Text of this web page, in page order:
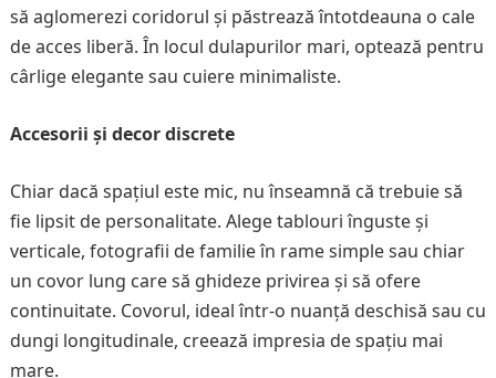
să aglomerezi coridorul și păstrează întotdeauna o cale
de acces liberă. În locul dulapurilor mari, optează pentru
cârlige elegante sau cuiere minimaliste.
Accesorii și decor discrete
Chiar dacă spațiul este mic, nu înseamnă că trebuie să
fie lipsit de personalitate. Alege tablouri înguste și
verticale, fotografii de familie în rame simple sau chiar
un covor lung care să ghideze privirea și să ofere
continuitate. Covorul, ideal într-o nuanță deschisă sau cu
dungi longitudinale, creează impresia de spațiu mai
mare.